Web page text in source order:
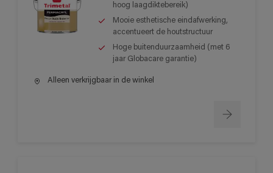
hoog laagdiktebereik)
Mooie esthetische eindafwerking,
accentueert de houtstructuur
Hoge buitenduurzaamheid (met 6
jaar Globacare garantie)
Alleen verkrijgbaar in de winkel